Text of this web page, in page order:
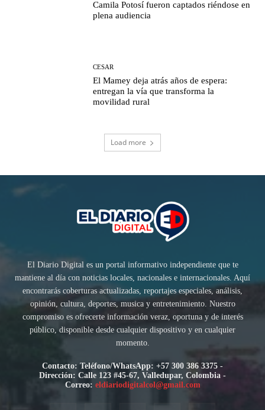
Camila Potosí fueron captados riéndose en
plena audiencia
CESAR
El Mamey deja atrás años de espera:
entregan la vía que transforma la
movilidad rural
Load more
El Diario Digital es un portal informativo independiente que te
mantiene al día con noticias locales, nacionales e internacionales. Aquí
encontrarás coberturas actualizadas, reportajes especiales, análisis,
opinión, cultura, deportes, musica y entretenimiento. Nuestro
compromiso es ofrecerte información veraz, oportuna y de interés
público, disponible desde cualquier dispositivo y en cualquier
momento.
Contacto: Teléfono/WhatsApp: +57 300 386 3375 -
Dirección: Calle 123 #45-67, Valledupar, Colombia -
Correo: eldiariodigitalcol@gmail.com